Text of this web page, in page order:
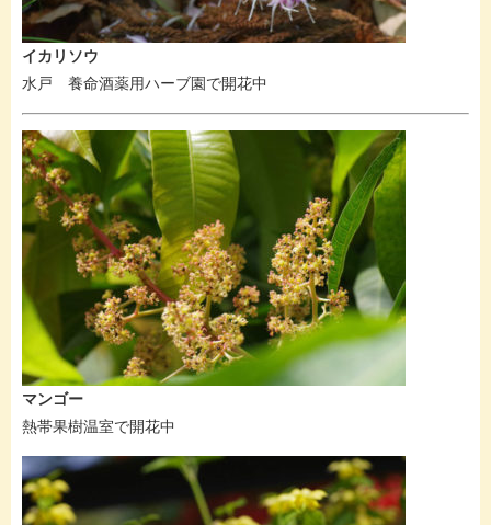
イカリソウ
水戸 養命酒薬用ハーブ園で開花中
マンゴー
熱帯果樹温室で開花中